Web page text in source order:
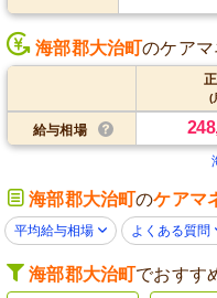
海部郡大治町のケア
(
給与相場
海部郡大治町のケアマ
平均給与相場 よくある質問
海部郡大治町でおすす